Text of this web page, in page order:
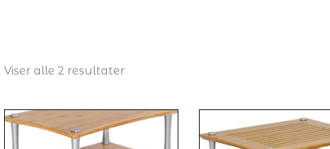
Viser alle 2 resultateretter